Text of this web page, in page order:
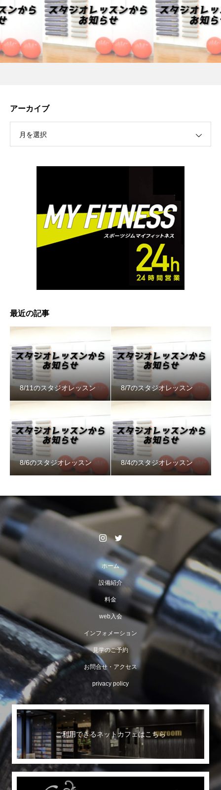
アーカイブ
月を選択
最近の記事
8/11のスタジオレッスン 8/7のスタジオレッスン
8/6のスタジオレッスン 8/4のスタジオレッスン
ホーム
設備紹介
料金
web入会
インフォメーション
見学のご予約
お問合せ・アクセス
privacy policy
ご利用できるネットカフェはこちら